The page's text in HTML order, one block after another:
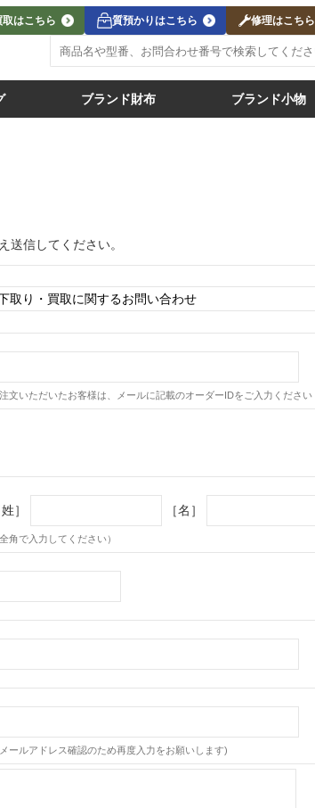
取はこちら 質預かりはこちら 修理はこちら
ブランド財布 ブランド小物
送信してください。
文いただいたお客様は、メールに記載のオーダーIDをご入力ください
姓］ ［名］
全角で入力してください）
メールアドレス確認のため再度入力をお願いします)